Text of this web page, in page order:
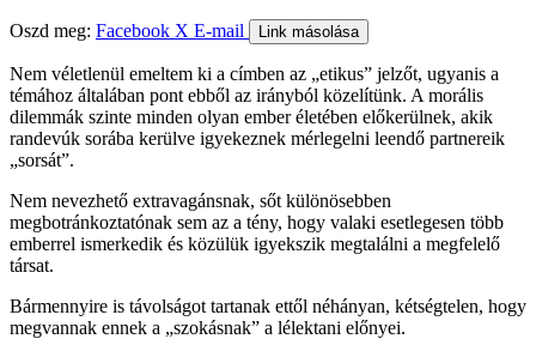
Oszd meg: Facebook X E-mail Link másolása
Nem véletlenül emeltem ki a címben az „etikus” jelzőt, ugyanis a
témához általában pont ebből az irányból közelítünk. A morális
dilemmák szinte minden olyan ember életében előkerülnek, akik
randevúk sorába kerülve igyekeznek mérlegelni leendő partnereik
„sorsát”.
Nem nevezhető extravagánsnak, sőt különösebben
megbotránkoztatónak sem az a tény, hogy valaki esetlegesen több
emberrel ismerkedik és közülük igyekszik megtalálni a megfelelő
társat.
Bármennyire is távolságot tartanak ettől néhányan, kétségtelen, hogy
megvannak ennek a „szokásnak” a lélektani előnyei.